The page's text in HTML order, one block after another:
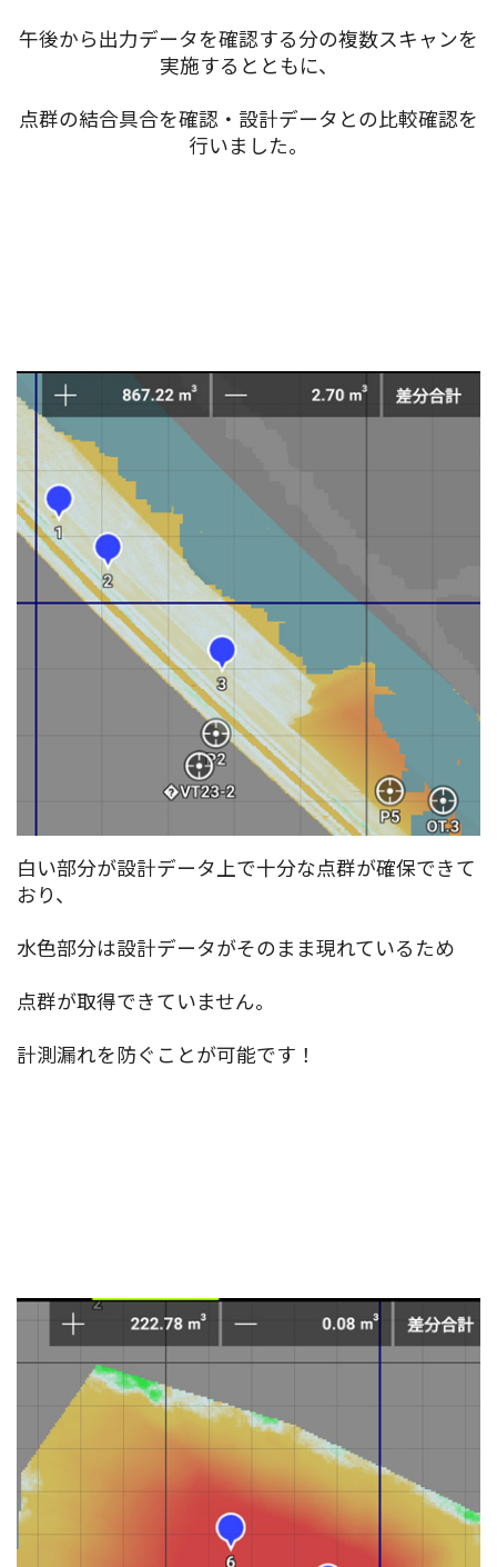
午後から出力データを確認する分の複数スキャンを
実施するとともに、
点群の結合具合を確認・設計データとの比較確認を
行いました。
白い部分が設計データ上で十分な点群が確保できて
おり、
水色部分は設計データがそのまま現れているため
点群が取得できていません。
計測漏れを防ぐことが可能です！